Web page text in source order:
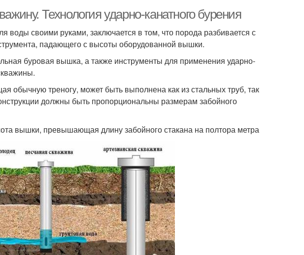
Технология ударно-канатного бурения
воды своими руками, заключается в том, что порода разбивается с
падающего с высоты оборудованной вышки.
буровая вышка, а также инструменты для применения ударно-
треногу, может быть выполнена как из стальных труб, так
должны быть пропорциональны размерам забойного
вышки, превышающая длину забойного стакана на полтора метра